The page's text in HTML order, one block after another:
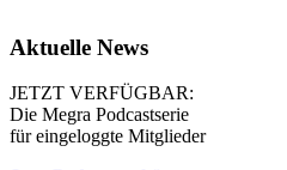
Aktuelle News
JETZT VERFÜGBAR:
Die Megra Podcastserie
für eingeloggte Mitglieder